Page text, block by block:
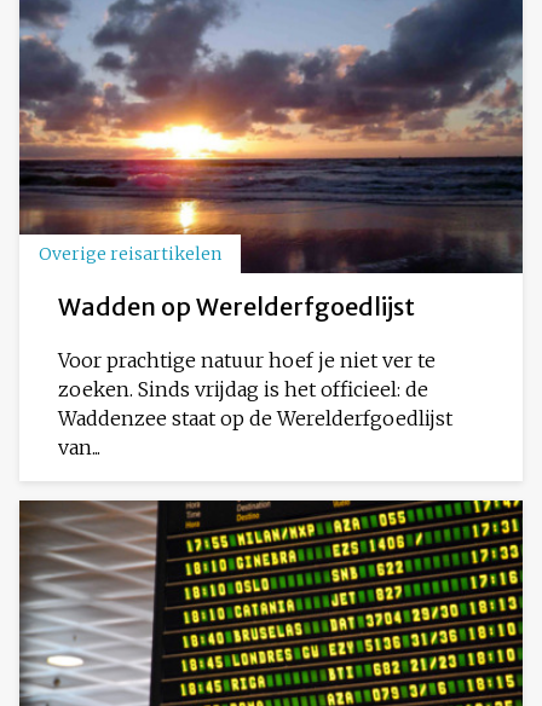
Overige reisartikelen
Wadden op Werelderfgoedlijst
Voor prachtige natuur hoef je niet ver te
zoeken. Sinds vrijdag is het officieel: de
Waddenzee staat op de Werelderfgoedlijst
van...